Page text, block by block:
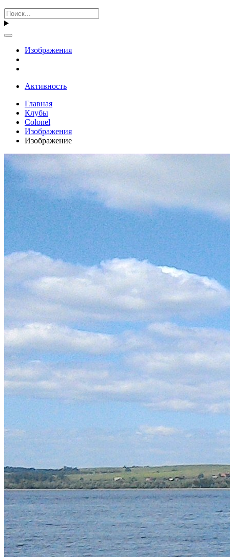
Изображения
Активность
Главная
Клубы
Colonel
Изображения
Изображение